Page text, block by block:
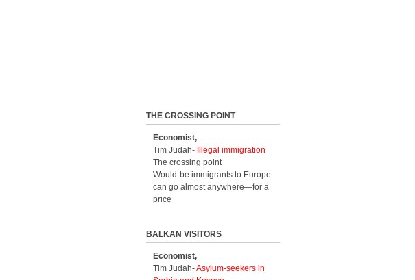
THE CROSSING POINT
Economist,
Tim Judah-
Illegal immigration
The crossing point
Would-be immigrants to Europe
can go almost anywhere—for a
price
BALKAN VISITORS
Economist,
Tim Judah-Asylum-seekers in